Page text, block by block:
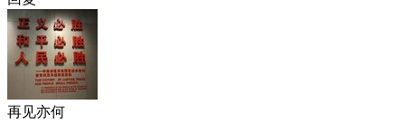
再见亦何